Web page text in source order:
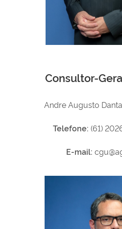
Consultor-
Andre Augusto
Telefone: (61)
E-mail: